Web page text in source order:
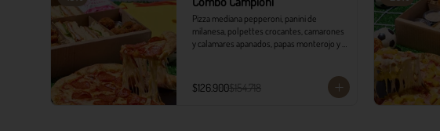
Pizza mediana pepperoni, panini de
milanesa, polpettes crocantes, camarones
y calamares apanados, papas monterojo y
$126.900$154.718